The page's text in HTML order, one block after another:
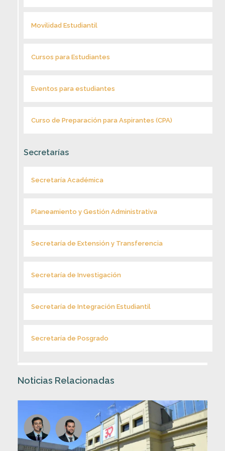
Movilidad Estudiantil
Cursos para Estudiantes
Eventos para estudiantes
Curso de Preparación para Aspirantes (CPA)
Secretarías
Secretaría Académica
Planeamiento y Gestión Administrativa
Secretaría de Extensión y Transferencia
Secretaría de Investigación
Secretaría de Integración Estudiantil
Secretaría de Posgrado
Noticias Relacionadas